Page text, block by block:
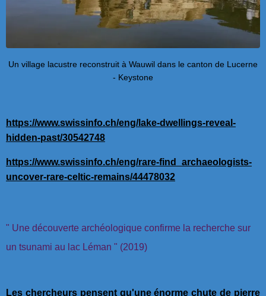
Un village lacustre reconstruit à Wauwil dans le canton de Lucerne
- Keystone
https://www.swissinfo.ch/eng/lake-dwellings-reveal-
hidden-past/30542748
https://www.swissinfo.ch/eng/rare-find_archaeologists-
uncover-rare-celtic-remains/44478032
" Une découverte archéologique confirme la recherche sur
un tsunami au lac Léman " (2019)
Les chercheurs pensent qu'une énorme chute de pierre